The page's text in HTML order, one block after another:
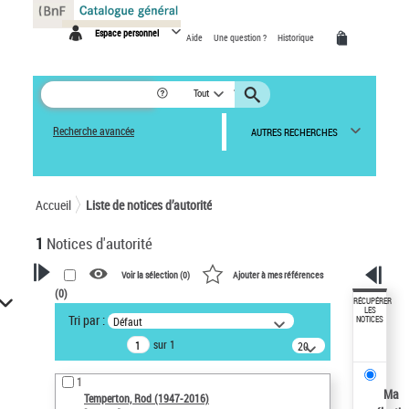
Espace personnel Aide Une question ? Historique
Tout
Recherche avancée AUTRES RECHERCHES
Accueil Liste de notices d’autorité
1 Notices d'autorité
VOTRE RECHERCHE
Recherche avancée dans les
notices d’autorité
Œuvres liées à l'auteur :
Temperton, Rod (1947-2016)
Voir la sélection (0) Ajouter à mes références
(0)
Tri par : Défaut
sur 1
20
résultats/page
1
Temperton, Rod (1947-2016)
RÉCUPÉRER
LES
NOTICES
Ma
Panneau de gestion des cookies